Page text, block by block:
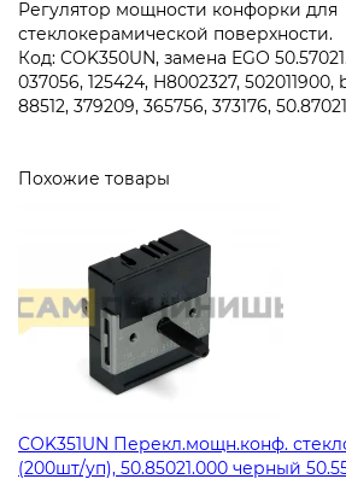
Регулятор мощности конфорки для
стеклокерамической поверхности.
Код: COK350UN, замена EGO
037056, 125424, H8002327,
88512, 379209, 365756, 373176,
Похожие товары
COK351UN Перекл.мощн.конф.
(200шт/уп), 50.85021.000 черный